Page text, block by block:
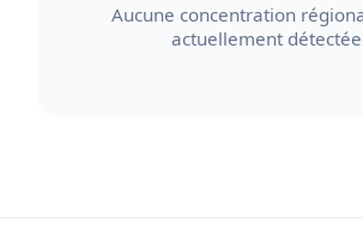
Aucune concentration
actuellement